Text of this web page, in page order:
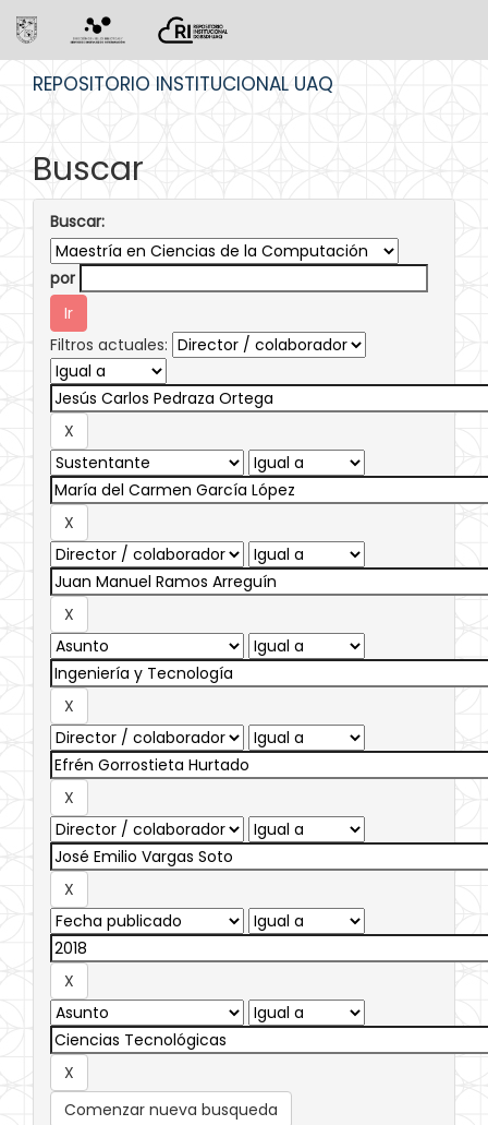
REPOSITORIO INSTITUCIONAL UAQ
Buscar
Buscar:
por
Filtros actuales:
Comenzar nueva busqueda